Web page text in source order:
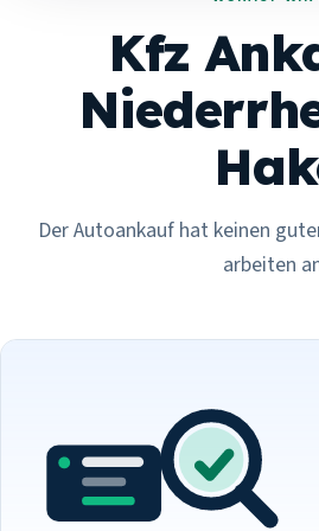
Kfz
Der Autoankauf hat keinen
arbeiten